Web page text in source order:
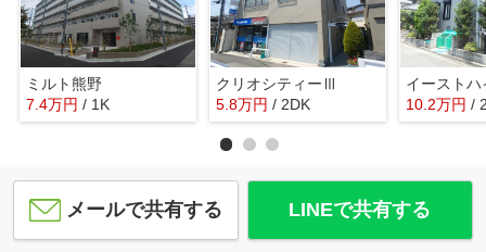
ミルト熊野
7.4万円 / 1K
クリオシティーⅢ
5.8万円 / 2DK
イースト
10.2万円 /
メールで共有する LINEで共有する